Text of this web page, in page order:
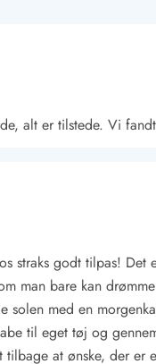
alt er tilstede. Vi
straks godt tilpas! Det
man bare kan
solen med en
til eget tøj og
at ønske, der er